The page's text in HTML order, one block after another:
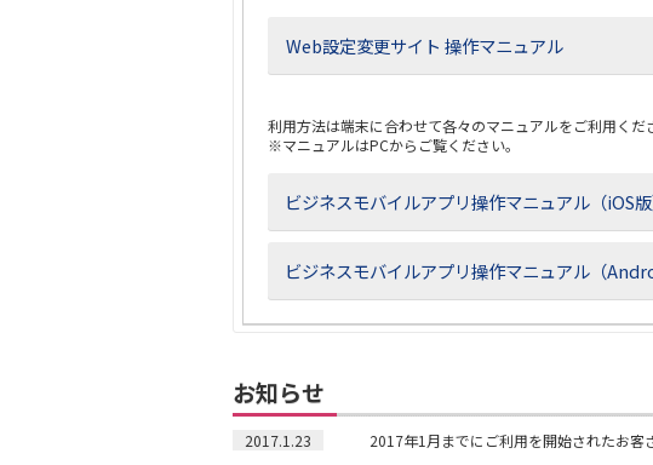
Web設定変更サイト 操作マニュアル
利用方法は端末に合わせて各々のマニュアルをご利用くだ
※マニュアルはPCからご覧ください。
ビジネスモバイルアプリ操作マニュアル（iOS版
ビジネスモバイルアプリ操作マニュアル（
お知らせ
2017.1.23
2017年1月までにご利用を開始されたお客